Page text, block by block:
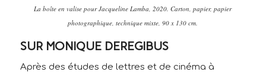
La boîte en valise pour Jacqueline Lamba, 2020. Carton, papier, papier
photographique, technique mixte, 90 x 130 cm.
SUR MONIQUE DEREGIBUS
Après des études de lettres et de cinéma à